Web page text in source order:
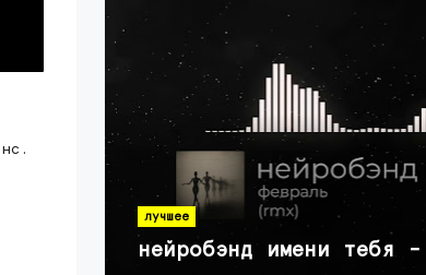
лучшее
нейробэнд имени тебя